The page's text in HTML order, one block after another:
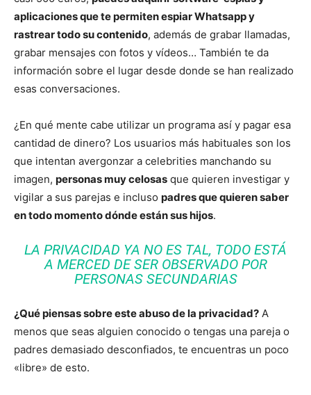
aplicaciones que te permiten espiar Whatsapp y
rastrear todo su contenido, además de grabar llamadas,
grabar mensajes con fotos y vídeos… También te da
información sobre el lugar desde donde se han realizado
esas conversaciones.
¿En qué mente cabe utilizar un programa así y pagar esa
cantidad de dinero? Los usuarios más habituales son los
que intentan avergonzar a celebrities manchando su
imagen, personas muy celosas que quieren investigar y
vigilar a sus parejas e incluso padres que quieren saber
en todo momento dónde están sus hijos.
LA PRIVACIDAD YA NO ES TAL, TODO ESTÁ
A MERCED DE SER OBSERVADO POR
PERSONAS SECUNDARIAS
¿Qué piensas sobre este abuso de la privacidad? A
menos que seas alguien conocido o tengas una pareja o
padres demasiado desconfiados, te encuentras un poco
«libre» de esto.